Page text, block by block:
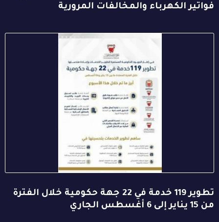
فواتير الكهرباء والمخالفات المرورية
تطوير 119 خدمة في 22 جهة حكومية خلال الفترة
من 15 يناير إلى 6 أغسطس الجاري